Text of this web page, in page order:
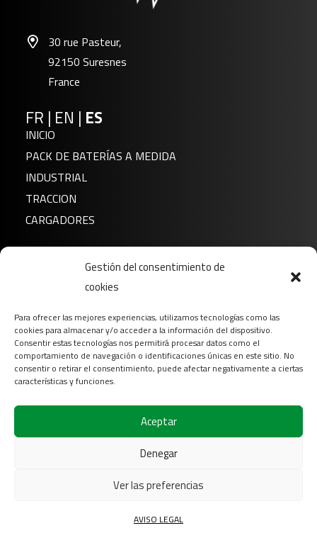
Gestión del consentimiento de
cookies
Para ofrecer las mejores experiencias, utilizamos tecnologías como las
cookies para almacenar y/o acceder a la información del dispositivo.
Consentir estas tecnologías nos permitirá procesar datos como el
comportamiento de navegación o identificaciones únicas en este sitio. No
consentir o retirar el consentimiento, puede afectar negativamente a ciertas
características y funciones.
Aceptar
Denegar
Ver las preferencias
AVISO LEGAL
30 rue Pasteur,
92150 Suresnes
France
FR | EN | ES
INICIO
PACK DE BATERÍAS A MEDIDA
INDUSTRIAL
TRACCION
CARGADORES
Descargar
Contacto
Login
Síganos en
Aviso legal